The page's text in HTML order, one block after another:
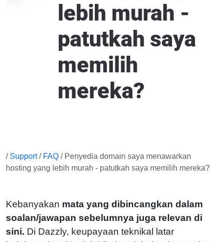
lebih murah -
patutkah saya
memilih
mereka?
/ Support/ FAQ / Penyedia domain saya menawarkan
hosting yang lebih murah - patutkah saya memilih mereka?
Kebanyakan mata yang dibincangkan dalam
soalan/jawapan sebelumnya juga relevan di
sini. Di Dazzly, keupayaan teknikal latar